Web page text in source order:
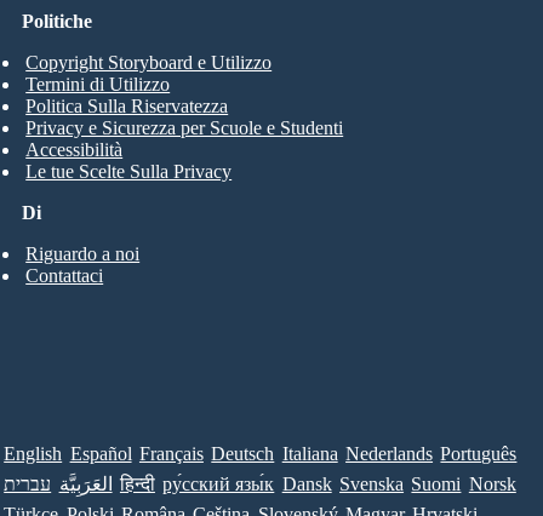
Di
Riguardo a noi
Contattaci
Politiche
Copyright Storyboard e Utilizzo
Termini di Utilizzo
Politica Sulla Riservatezza
Privacy e Sicurezza per Scuole e Studenti
Accessibilità
Le tue Scelte Sulla Privacy
English Español Français Deutsch Italiana Nederlands Português
עברית العَرَبِيَّة हिन्दी ру́сский язы́к Dansk Svenska Suomi Norsk